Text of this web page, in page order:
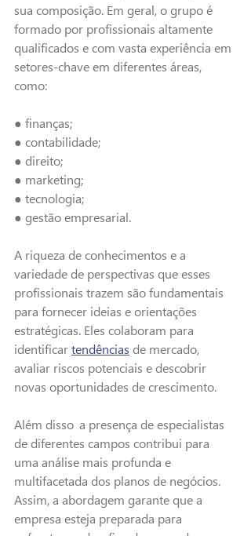
sua composição. Em geral, o grupo é
formado por profissionais altamente
qualificados e com vasta experiência em
setores-chave em diferentes áreas,
como:
● finanças;
● contabilidade;
● direito;
● marketing;
● tecnologia;
● gestão empresarial.
A riqueza de conhecimentos e a
variedade de perspectivas que esses
profissionais trazem são fundamentais
para fornecer ideias e orientações
estratégicas. Eles colaboram para
identificar tendências de mercado,
avaliar riscos potenciais e descobrir
novas oportunidades de crescimento.
Além disso a presença de especialistas
de diferentes campos contribui para
uma análise mais profunda e
multifacetada dos planos de negócios.
Assim, a abordagem garante que a
empresa esteja preparada para